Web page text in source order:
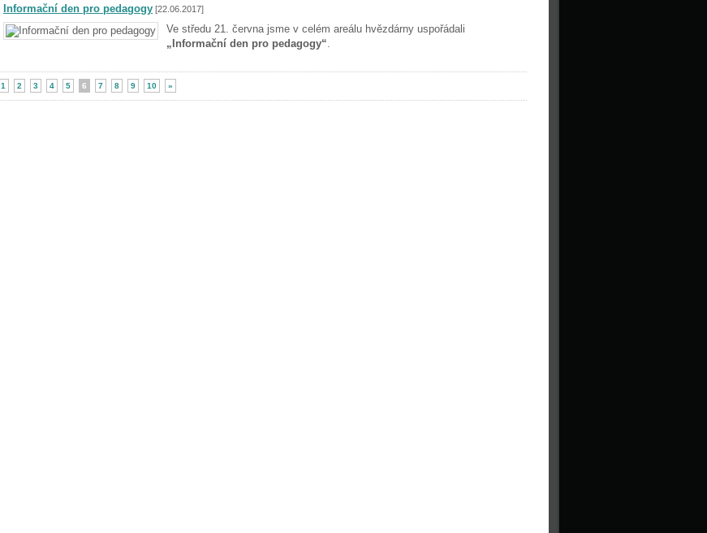
Informační den pro pedagogy [22.06.2017]
Ve středu 21. června jsme v celém areálu hvězdárny uspořádali
„Informační den pro pedagogy“.
1 2 3 4 5 6 7 8 9 10 »